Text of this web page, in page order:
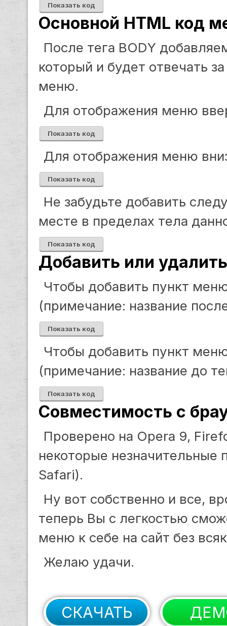
Показать код
Основной HTML код
После тега BODY
который и будет отвечать
меню.
Для отображения меню
Показать код
Для отображения меню
Показать код
Не забудьте добавить
месте в пределах тела
Показать код
Добавить или
Чтобы добавить пункт
(примечание: название
Показать код
Чтобы добавить пункт
(примечание: название до
Показать код
Совместимость с
Проверено на Opera 9,
некоторые незначительные
Safari).
Ну вот собственно и все,
теперь Вы с легкостью
меню к себе на сайт без
Желаю удачи.
СКАЧАТЬ
Скачек: 525
191 Kb